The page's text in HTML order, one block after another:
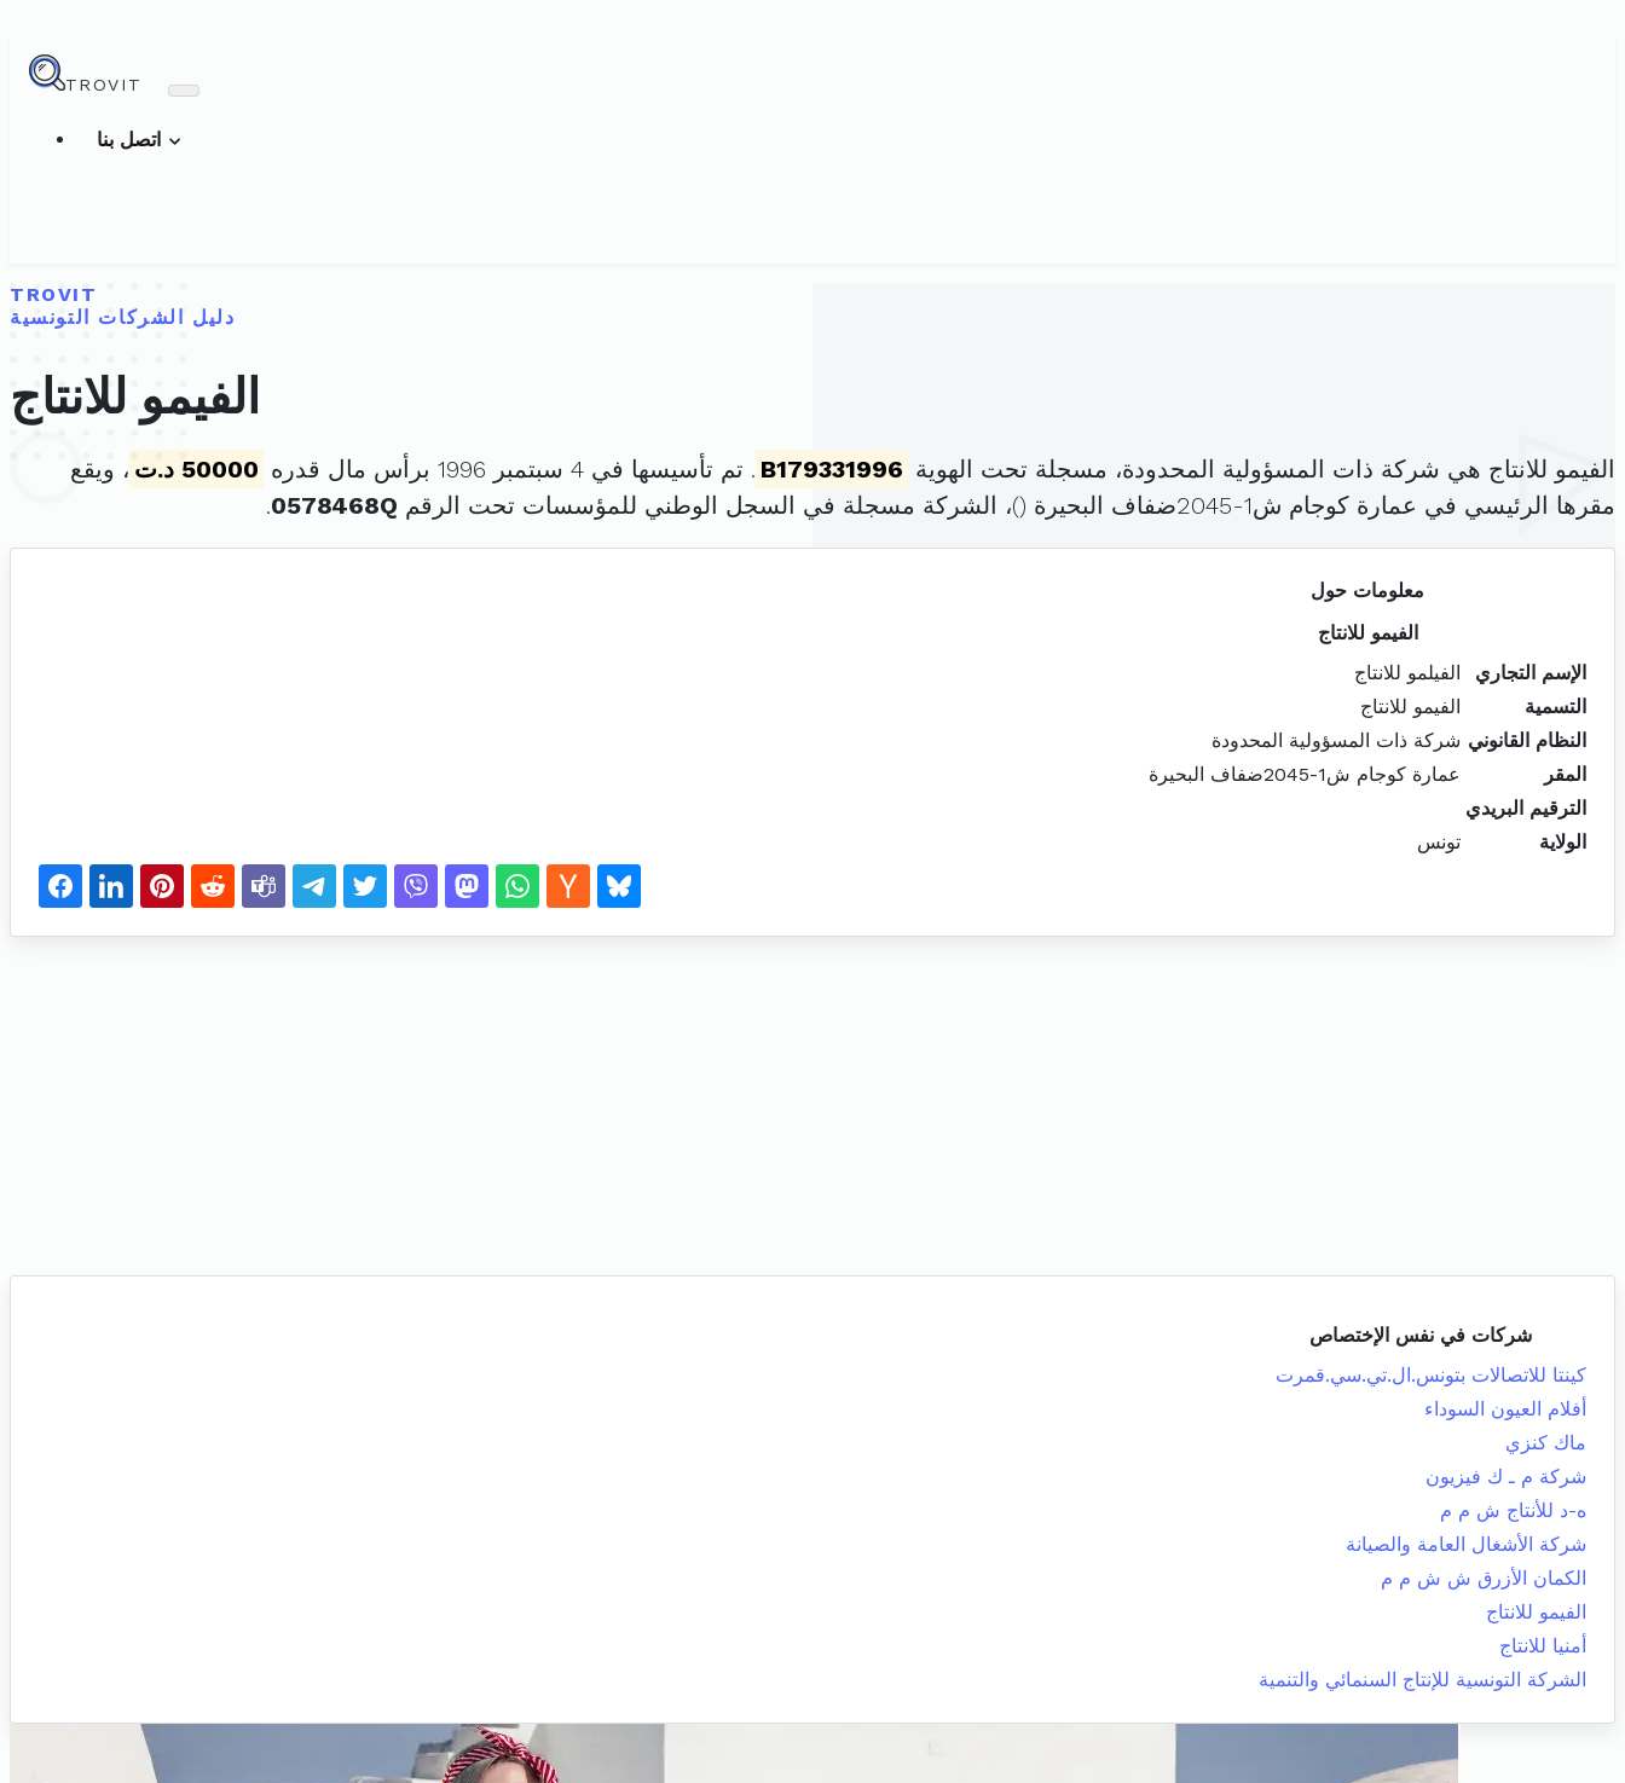
TROVIT
TROVIT
دليل الشركات التونسية
الفيمو للانتاج
الفيمو للانتاج هي شركة ذات المسؤولية المحدودة، مسجلة تحت الهوية B179331996 . تم تأسيسها في 4 سبتمبر 1996 برأس مال قدره 50000 د.ت
، ويقع
مقرها الرئيسي في عمارة كوجام ش1-2045ضفاف البحيرة (
)، الشركة مسجلة في السجل الوطني للمؤسسات تحت الرقم 0578468Q
.
معلومات حول
الفيمو للانتاج
الإسم التجاري
الفيلمو للانتاج
التسمية
الفيمو للانتاج
النظام القانوني شركة ذات المسؤولية المحدودة
المقر
عمارة كوجام ش1-2045ضفاف البحيرة
الترقيم البريدي
الولاية
تونس
شركات في نفس الإختصاص
كينتا للاتصالات بتونس.ال.تي.سي.قمرت
أفلام العيون السوداء
ماك كنزي
شركة م ـ ك فيزيون
ه-د للأنتاج ش م م
شركة الأشغال العامة والصيانة
الكمان الأزرق ش ش م م
الفيمو للانتاج
أمنيا للانتاج
الشركة التونسية للإنتاج السنمائي والتنمية